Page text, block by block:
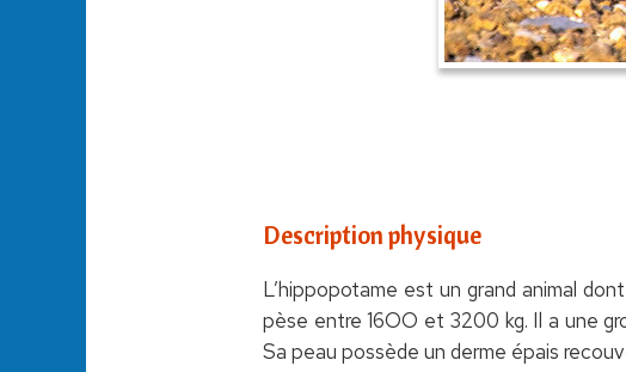
Description physique
L’hippopotame est un grand animal
pèse entre 16OO et 3200 kg. Il a une
Sa peau possède un derme épais